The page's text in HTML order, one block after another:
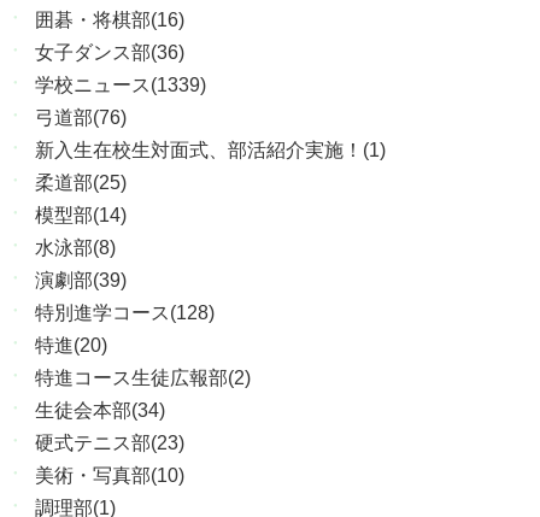
囲碁・将棋部(16)
女子ダンス部(36)
学校ニュース(1339)
弓道部(76)
新入生在校生対面式、部活紹介実施！(1)
柔道部(25)
模型部(14)
水泳部(8)
演劇部(39)
特別進学コース(128)
特進(20)
特進コース生徒広報部(2)
生徒会本部(34)
硬式テニス部(23)
美術・写真部(10)
調理部(1)